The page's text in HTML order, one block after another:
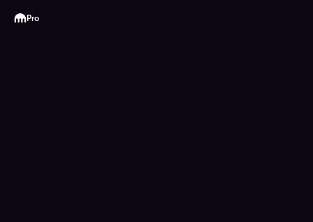
Kraken
Pro